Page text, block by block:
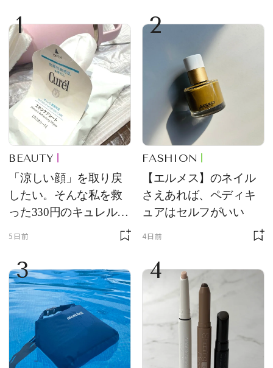
1
BEAUTY
「涼しい顔」を取り戻
したい。そんな私を救
った330円のキュレル名
5日前
2
FASHION
【エルメス】のネイル
さえあれば、ペディキ
ュアはセルフがいい
4日前
3 4